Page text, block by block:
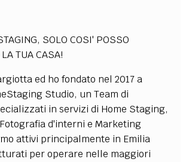
EXTRA
LIBRI PROCEEDINGS PUBBLICITÀ CONTATTI
SOCIAL MEDIA
SOLO COSI' POSSO
TUA CASA!
ed ho fondato nel 2017 a
Studio, un Team di
in servizi di Home Staging,
d'interni e Marketing
attivi principalmente in Emilia
per operare nelle maggiori